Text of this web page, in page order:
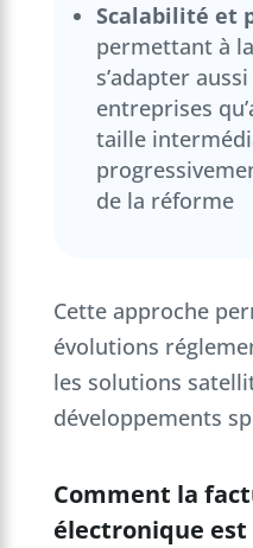
Scalabilité et
permettant à
s’adapter
entreprises
taille
de la réforme
Cette approche
évolutions
les solutions
développements
Comment la
électronique